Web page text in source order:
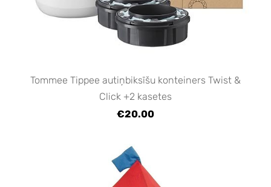
Tommee Tippee autiņbiksīšu konteiners Twist &
Click +2 kasetes
€20.00